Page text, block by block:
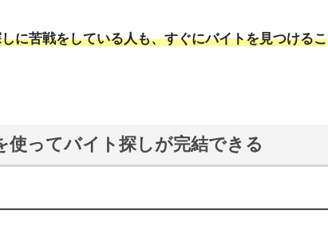
に苦戦をしている人も、すぐにバイトを見つけるこ
ってバイト探しが完結できる